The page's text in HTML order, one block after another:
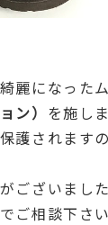
麗になった
ン） を施し
護されます
ございまし
ご相談下さい